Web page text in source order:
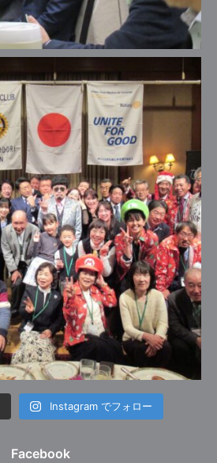
Instagram でフォロー
Facebook